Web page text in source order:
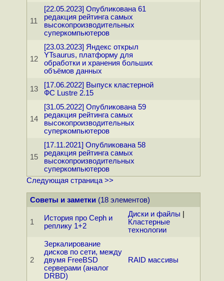
11
[22.05.2023] Опубликована 61
редакция рейтинга самых
высокопроизводительных
суперкомпьютеров
12
[23.03.2023] Яндекс открыл
YTsaurus, платформу для
обработки и хранения больших
объёмов данных
13
[17.06.2022] Выпуск кластерной
ФС Lustre 2.15
14
[31.05.2022] Опубликована 59
редакция рейтинга самых
высокопроизводительных
суперкомпьютеров
15
[17.11.2021] Опубликована 58
редакция рейтинга самых
высокопроизводительных
суперкомпьютеров
Следующая страница >>
Советы и заметки(18 элементов)
1
История про Ceph и
реплику 1+2
Диски и файлы
Кластерные
технологии
2
Зеркалирование
дисков по сети, между
двумя FreeBSD
серверами (аналог
DRBD)
RAID массивы